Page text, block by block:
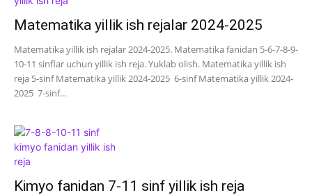
Matematika yillik ish rejalar 2024-2025
Matematika yillik ish rejalar 2024-2025. Matematika fanidan 5-6-7-8-9-
10-11 sinflar uchun yillik ish reja. Yuklab olish. Matematika yillik ish
reja 5-sinf Matematika yillik 2024-2025 6-sinf Matematika yillik 2024-
2025 7-sinf...
Kimyo fanidan 7-11 sinf yillik ish reja